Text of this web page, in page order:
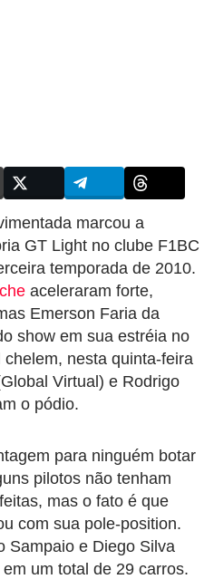
marcou a
GT Light no clube F1BC
temporada de 2010.
aceleraram forte,
Emerson Faria da
show em sua estréia no
nesta quinta-feira
Virtual) e Rodrigo
o pódio.
para ninguém botar
pilotos não tenham
mas o fato é que
com sua pole-position.
Sampaio e Diego Silva
um total de 29 carros.